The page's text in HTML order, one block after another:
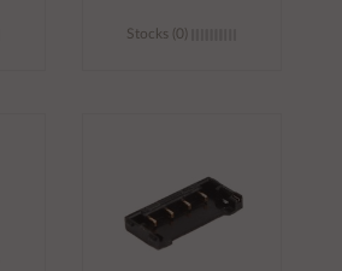
Stocks (0)